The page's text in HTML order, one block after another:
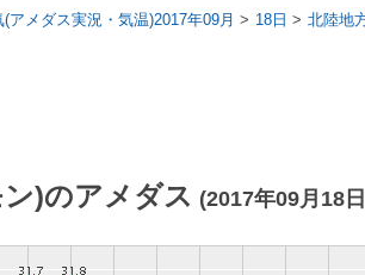
アメダス実況・気温)2017年09月 18日 北陸地
)のアメダス (2017年09月18